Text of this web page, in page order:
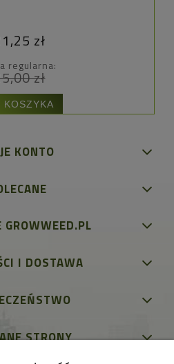
zł
regularna:
zł
KOSZYKA
KONTO
GROWWEED.PL
I DOSTAWA
STRONY